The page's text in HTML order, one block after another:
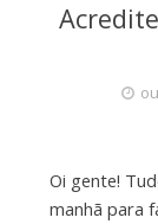
Oi gente!
manhã para